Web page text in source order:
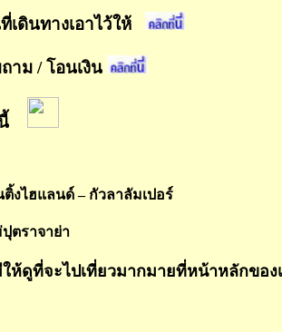
ดินทางเอาไว้ให้
าม / โอนเงิน
งไฮแลนด์ – กัวลาลัมเปอร์
ปุตราจาย่า
ห้ดูที่จะไปเที่ยวมากมายที่หน้าหลักของ